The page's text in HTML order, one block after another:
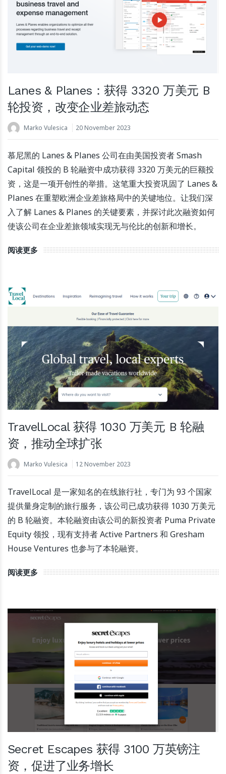
Lanes & Planes：获得 3320 万美元 B
轮投资，改变企业差旅动态
Marko Vulesica 20 November 2023
慕尼黑的 Lanes & Planes 公司在由美国投资者 Smash
Capital 领投的 B 轮融资中成功获得 3320 万美元的巨额投
资，这是一项开创性的举措。这笔重大投资巩固了 Lanes &
Planes 在重塑欧洲企业差旅格局中的关键地位。让我们深
入了解 Lanes & Planes 的关键要素，并探讨此次融资如何
使该公司在企业差旅领域实现无与伦比的创新和增长。
阅读更多
TravelLocal 获得 1030 万美元 B 轮融
资，推动全球扩张
Marko Vulesica 12 November 2023
TravelLocal 是一家知名的在线旅行社，专门为 93 个国家
提供量身定制的旅行服务，该公司已成功获得 1030 万美元
的 B 轮融资。本轮融资由该公司的新投资者 Puma Private
Equity 领投，现有支持者 Active Partners 和 Gresham
House Ventures 也参与了本轮融资。
阅读更多
Secret Escapes 获得 3100 万英镑注
资，促进了业务增长